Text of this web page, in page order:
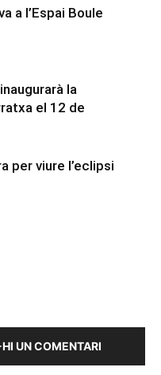
a l’Espai Boule
la
el 12 de
per viure l’eclipsi
UN COMENTARI